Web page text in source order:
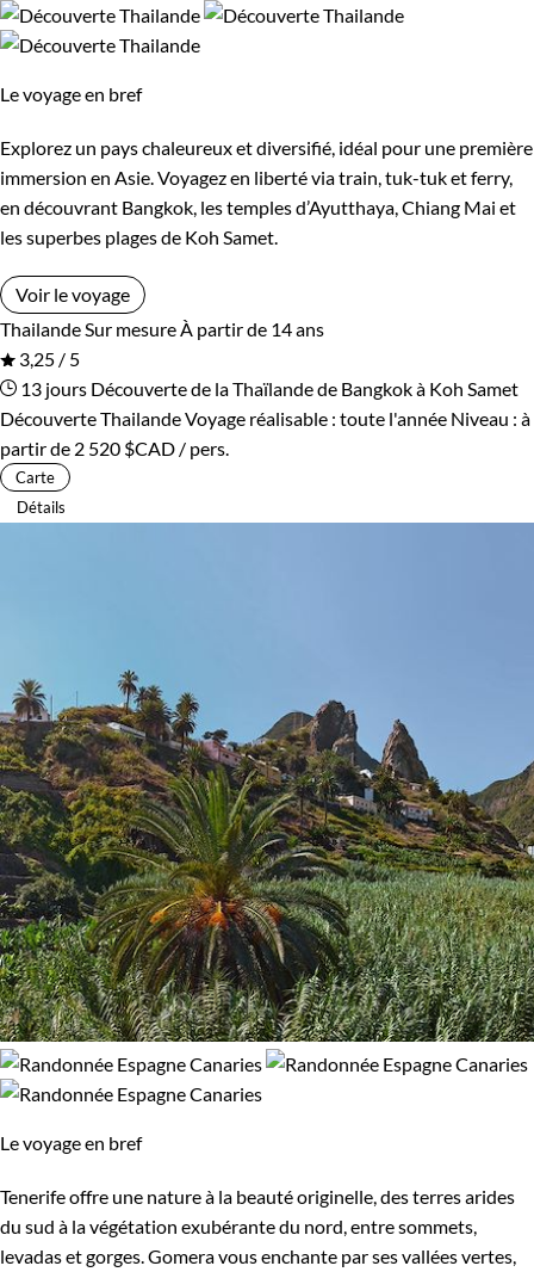
Le voyage en bref
Explorez un pays chaleureux et diversifié, idéal pour une première
immersion en Asie. Voyagez en liberté via train, tuk-tuk et ferry,
en découvrant Bangkok, les temples d’Ayutthaya, Chiang Mai et
les superbes plages de Koh Samet.
Voir le voyage
Thailande Sur mesure À partir de 14 ans
3,25 / 5
13 jours Découverte de la Thaïlande de Bangkok à Koh Samet
Découverte ThailandeVoyage réalisable : toute l'année Niveau : à
partir de 2 520 $CAD / pers.
Carte
Détails
Le voyage en bref
Tenerife offre une nature à la beauté originelle, des terres arides
du sud à la végétation exubérante du nord, entre sommets,
levadas et gorges. Gomera vous enchante par ses vallées vertes,